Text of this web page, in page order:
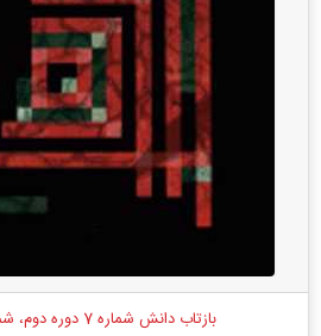
بازتاب دانش شماره 7 دوره دوم، شماره 7، بهار 1387